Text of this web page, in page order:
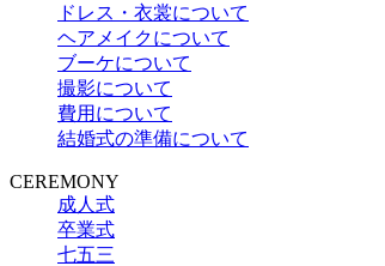
ドレス・衣裳について
ヘアメイクについて
ブーケについて
撮影について
費用について
結婚式の準備について
CEREMONY
成人式
卒業式
七五三